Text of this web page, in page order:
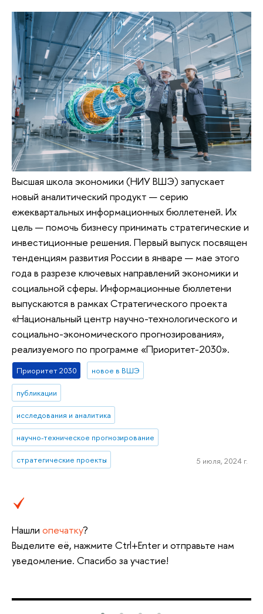
Высшая школа экономики (НИУ ВШЭ) запускает
новый аналитический продукт — серию
ежеквартальных информационных бюллетеней. Их
цель — помочь бизнесу принимать стратегические и
инвестиционные решения. Первый выпуск посвящен
тенденциям развития России в январе — мае этого
года в разрезе ключевых направлений экономики и
социальной сферы. Информационные бюллетени
выпускаются в рамках Стратегического проекта
«Национальный центр научно-технологического и
социально-экономического прогнозирования»,
реализуемого по программе «Приоритет-2030».
Приоритет 2030 новое в ВШЭ
публикации
исследования и аналитика
научно-техническое прогнозирование
стратегические проекты 5 июля, 2024 г.
Нашли опечатку?
Выделите её, нажмите Ctrl+Enter и отправьте нам
уведомление. Спасибо за участие!